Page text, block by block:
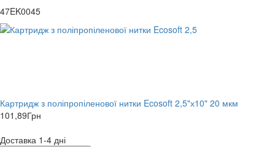
47EK0045
Картридж з поліпропіленової нитки Ecosoft 2,5"х10" 20 мкм
101,89Грн
Доставка 1-4 дні